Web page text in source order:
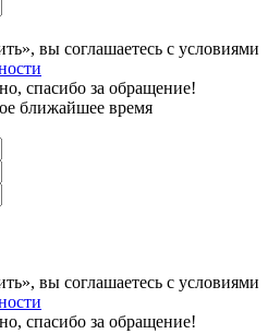
вы соглашаетесь с условиями
спасибо за обращение!
ближайшее время
вы соглашаетесь с условиями
спасибо за обращение!